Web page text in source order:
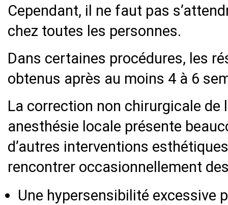
Cependant, il ne faut pas
chez toutes les personnes.
Dans certaines procédures, les
obtenus après au moins 4 à 6
La correction non chirurgicale de
anesthésie locale présente
d’autres interventions
rencontrer occasionnellement
Une hypersensibilité excessive